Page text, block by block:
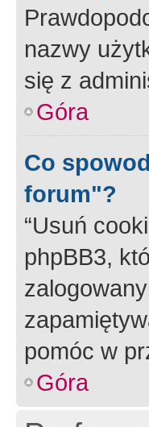
nazwy
się z
Góra
Co
forum"?
“Usuń
phpBB3,
pomóc w
Góra